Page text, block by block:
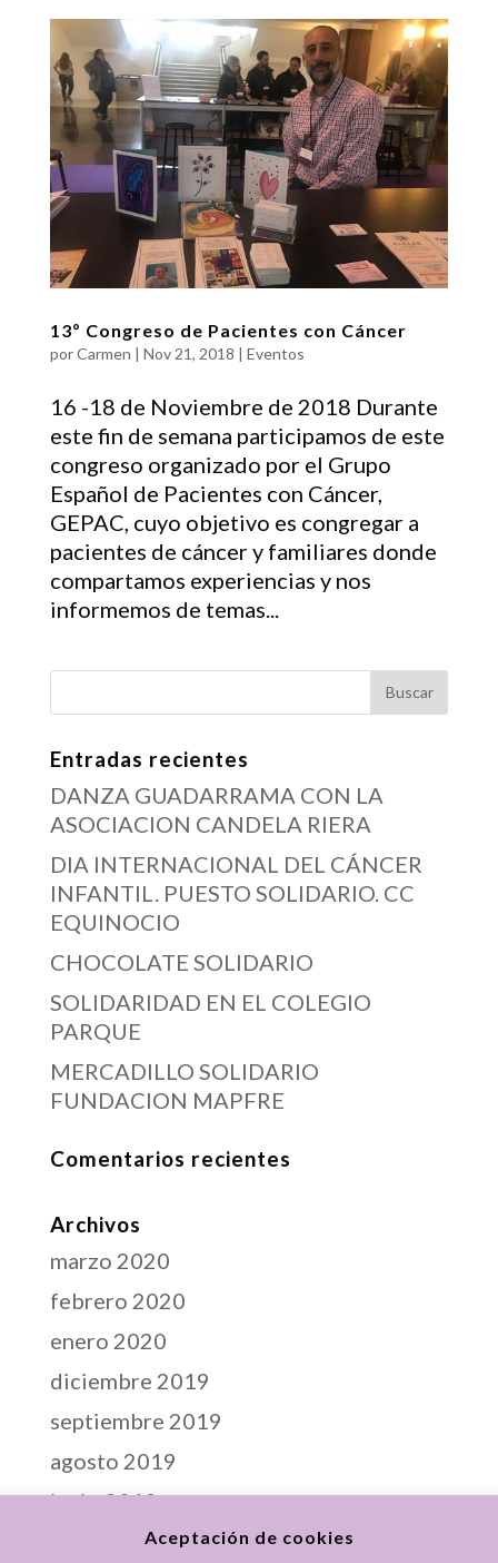
13º Congreso de Pacientes con Cáncer
porCarmen | Nov 21, 2018 | Eventos
16 -18 de Noviembre de 2018 Durante
este fin de semana participamos de este
congreso organizado por el Grupo
Español de Pacientes con Cáncer,
GEPAC, cuyo objetivo es congregar a
pacientes de cáncer y familiares donde
compartamos experiencias y nos
informemos de temas...
Entradas recientes
DANZA GUADARRAMA CON LA
ASOCIACION CANDELA RIERA
DIA INTERNACIONAL DEL CÁNCER
INFANTIL. PUESTO SOLIDARIO. CC
EQUINOCIO
CHOCOLATE SOLIDARIO
SOLIDARIDAD EN EL COLEGIO
PARQUE
MERCADILLO SOLIDARIO
FUNDACION MAPFRE
Comentarios recientes
Archivos
marzo 2020
febrero 2020
enero 2020
diciembre 2019
septiembre 2019
agosto 2019
junio 2019
abril 2019Aceptación de cookies